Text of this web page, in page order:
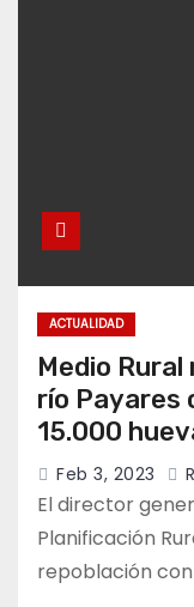
ACTUALIDAD
Medio
río Payares
15.000
Feb 3, 2023
El director
Planificación
repoblación con